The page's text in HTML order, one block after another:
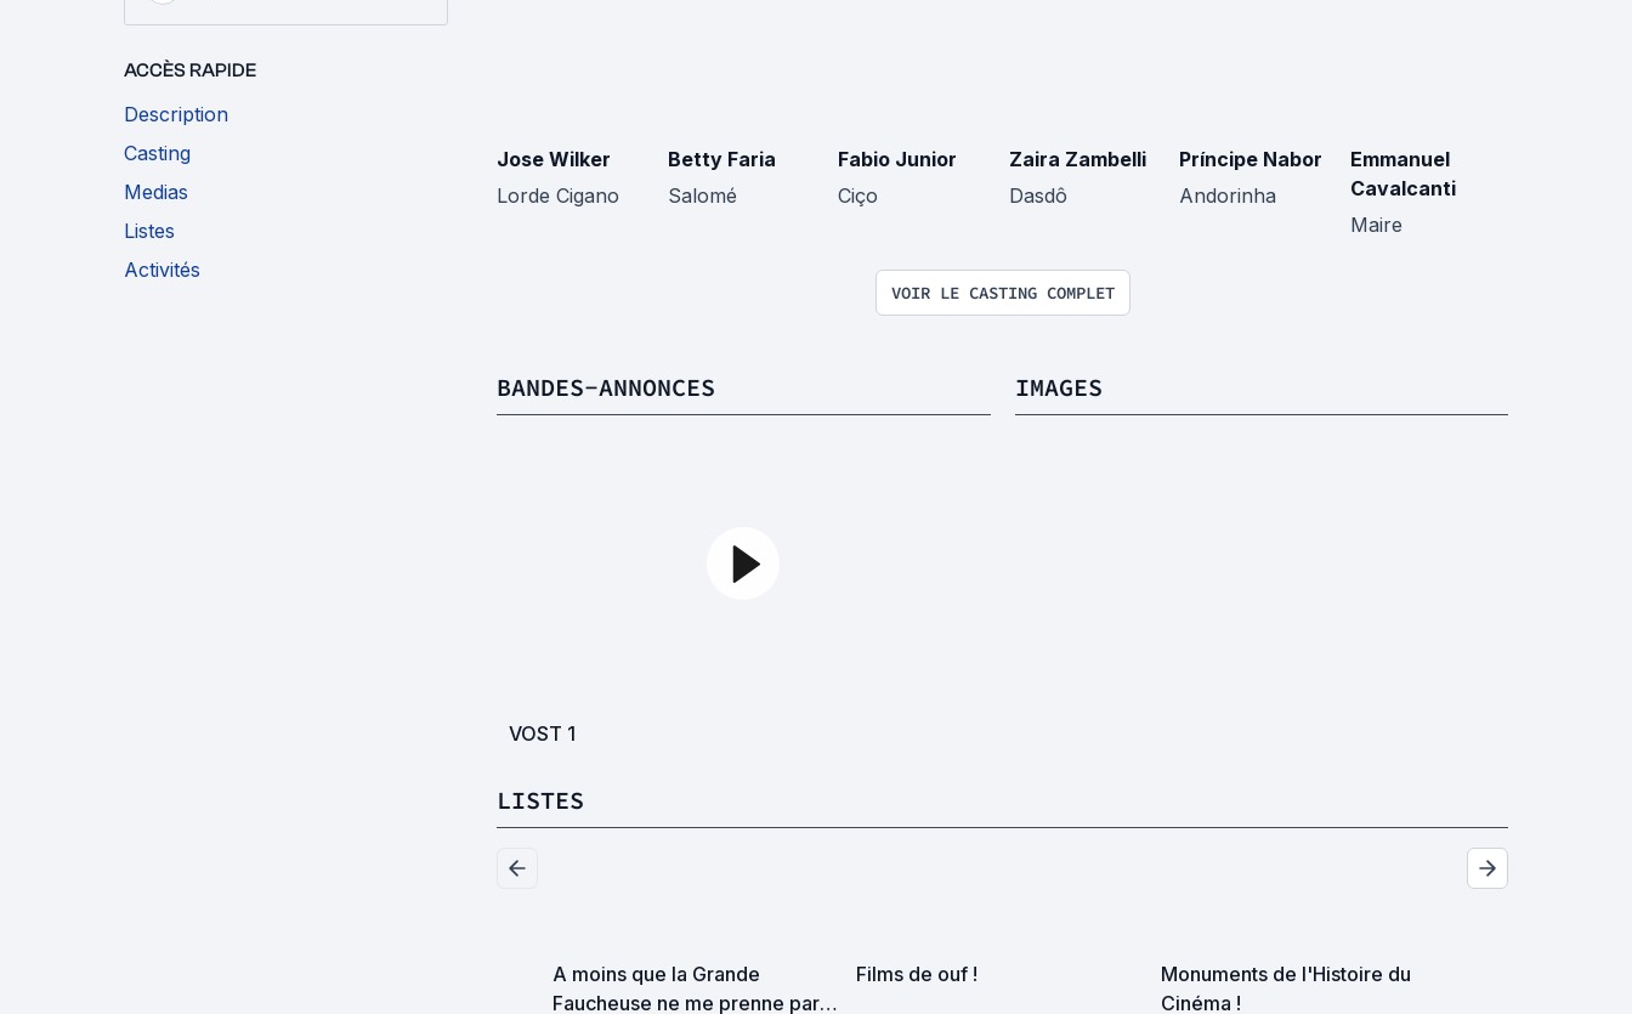
ACCÈS RAPIDE
Description
Casting
Medias
Listes
Activités
Jose Wilker
Lorde Cigano
Betty Faria
Salomé
Fabio Junior
Ciço
Zaira Zambelli
Dasdô
Príncipe Nabor
Andorinha
Emmanuel
Cavalcanti
Maire
VOIR LE CASTING COMPLET
BANDES-ANNONCES
VOST 1
IMAGES
LISTES
A moins que la Grande
Faucheuse ne me prenne par
Films de ouf !
Monuments de l'Histoire du
Cinéma !